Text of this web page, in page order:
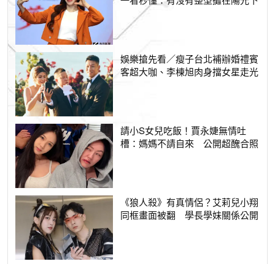
娛樂搶先看／瘦子台北補辦婚禮賓
客超大咖、李棟旭肉身擋女星走光
請小S女兒吃飯！賈永婕無情吐
槽：媽媽不請自來 公開超醜合照
《狼人殺》有真情侶？艾莉兒小翔
同框畫面被翻 學長學妹關係公開